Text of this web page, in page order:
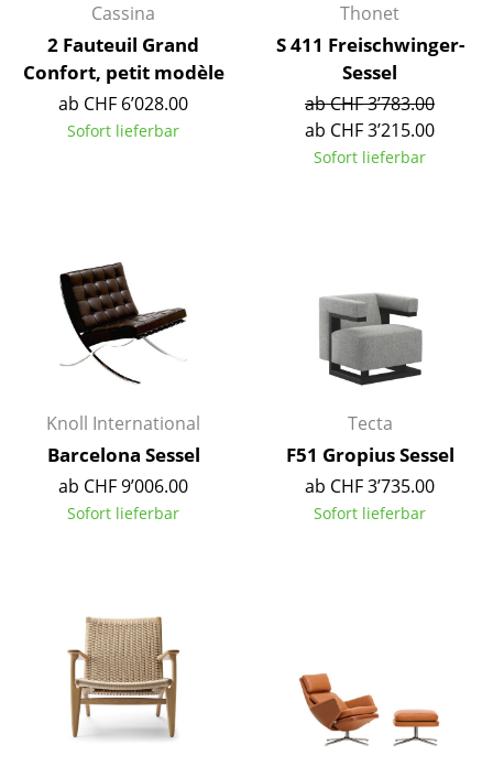
... alle Aufbewahrungsmöbel
Licht
Hängeleuchten & Deckenleuchten
Bodenleuchten
Wandleuchten
Outdoor-Leuchten
Akkuleuchten
... alle Leuchten
Betten
Einzelbetten
Stapelbetten
Kinderbetten
Nachttische & Bettzubehör
Cassina
2 Fauteuil Grand
Confort, petit modèle
ab CHF 6’028.00
Sofort lieferbar
Thonet
S 411 Freischwinger-
Sessel
ab CHF 3’783.00
ab CHF 3’215.00
Sofort lieferbar
Knoll International
Barcelona Sessel
ab CHF 9’006.00
Sofort lieferbar
Tecta
F51 Gropius Sessel
ab CHF 3’735.00
Sofort lieferbar